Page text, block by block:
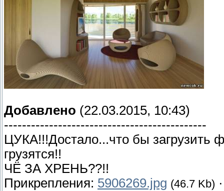
Добавлено (22.03.2015, 10:43)
---------------------------------------------
ЦУКА!!!Достало...что бы загрузить
грузятся!!
ЧЁ ЗА ХРЕНЬ??!!
Прикрепления: 5906269.jpg (46.7 Kb)